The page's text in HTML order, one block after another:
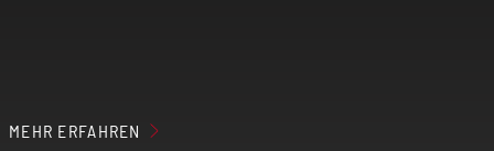
MEHR ERFAHREN